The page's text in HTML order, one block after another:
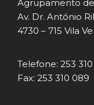
Agrupamento de
Av. Dr. António
4730 – 715 Vila
Telefone: 253
Fax: 253 310 089